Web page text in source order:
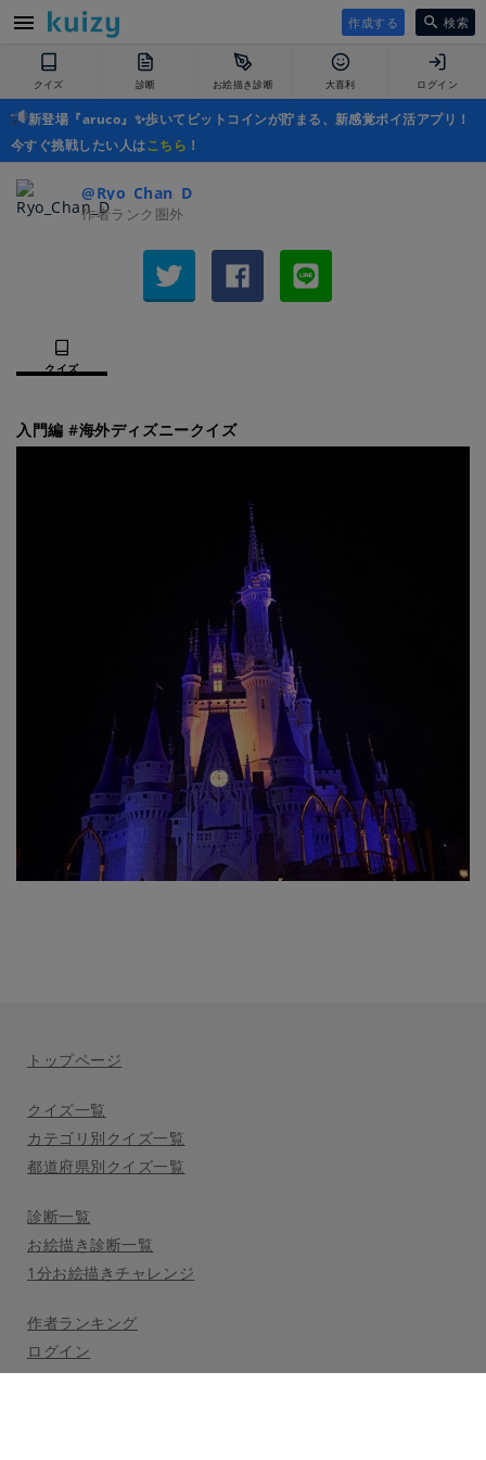
作成する 検索
クイズ 診断 お絵描き診断 大喜利 ログイン
新登場『aruco』✨歩いてビットコインが貯まる、新感覚ポイ活アプリ！
今すぐ挑戦したい人はこちら ！
@Ryo_Chan_D
作者ランク圏外
クイズ
入門編 #海外ディズニークイズ
トップページ
クイズ一覧
カテゴリ別クイズ一覧
都道府県別クイズ一覧
診断一覧
お絵描き診断一覧
1分お絵描きチャレンジ
作者ランキング
ログイン